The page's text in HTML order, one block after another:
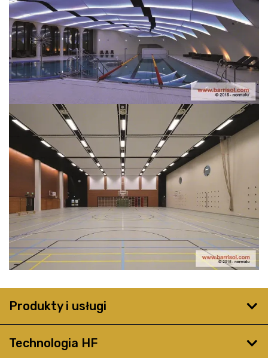
Produkty i usługi
Technologia HF